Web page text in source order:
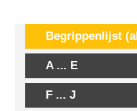
Begrippenlijst
A ... E
F ... J